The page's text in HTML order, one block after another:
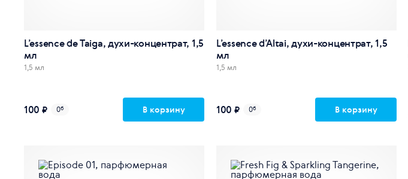
L’essence de Taiga, духи-концентрат, 1,5
мл
1,5 мл
100 ₽ 0б В корзину
L’essence d’Altai, духи-концентрат, 1,5
мл
1,5 мл
100 ₽ 0б В корзину